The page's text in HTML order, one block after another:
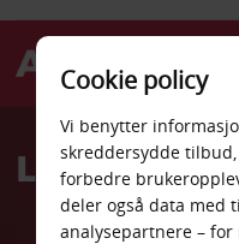
Welcome
AvisLeiebil
Cookie policy
Vi benytter
skreddersydde
forbedre
deler også data med
analysepartnere –